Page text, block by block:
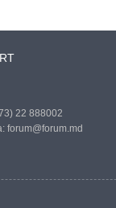
22 888002
forum@forum.md